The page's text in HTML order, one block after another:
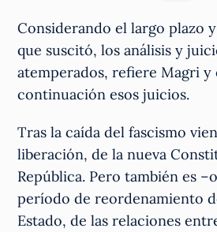
Considerando el largo plazo
que suscitó, los análisis y
atemperados, refiere Magri y
continuación esos juicios.
Tras la caída del fascismo
liberación, de la nueva
República. Pero también es
período de reordenamiento
Estado, de las relaciones